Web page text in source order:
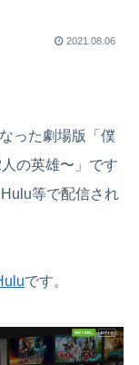
2021.08.06
った劇場版「僕
の英雄〜」です
等で配信され
です。